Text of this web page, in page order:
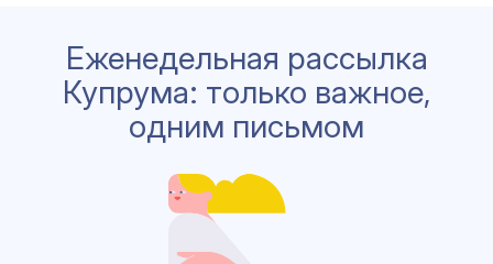
Еженедельная рассылка
Купрума: только важное,
одним письмом